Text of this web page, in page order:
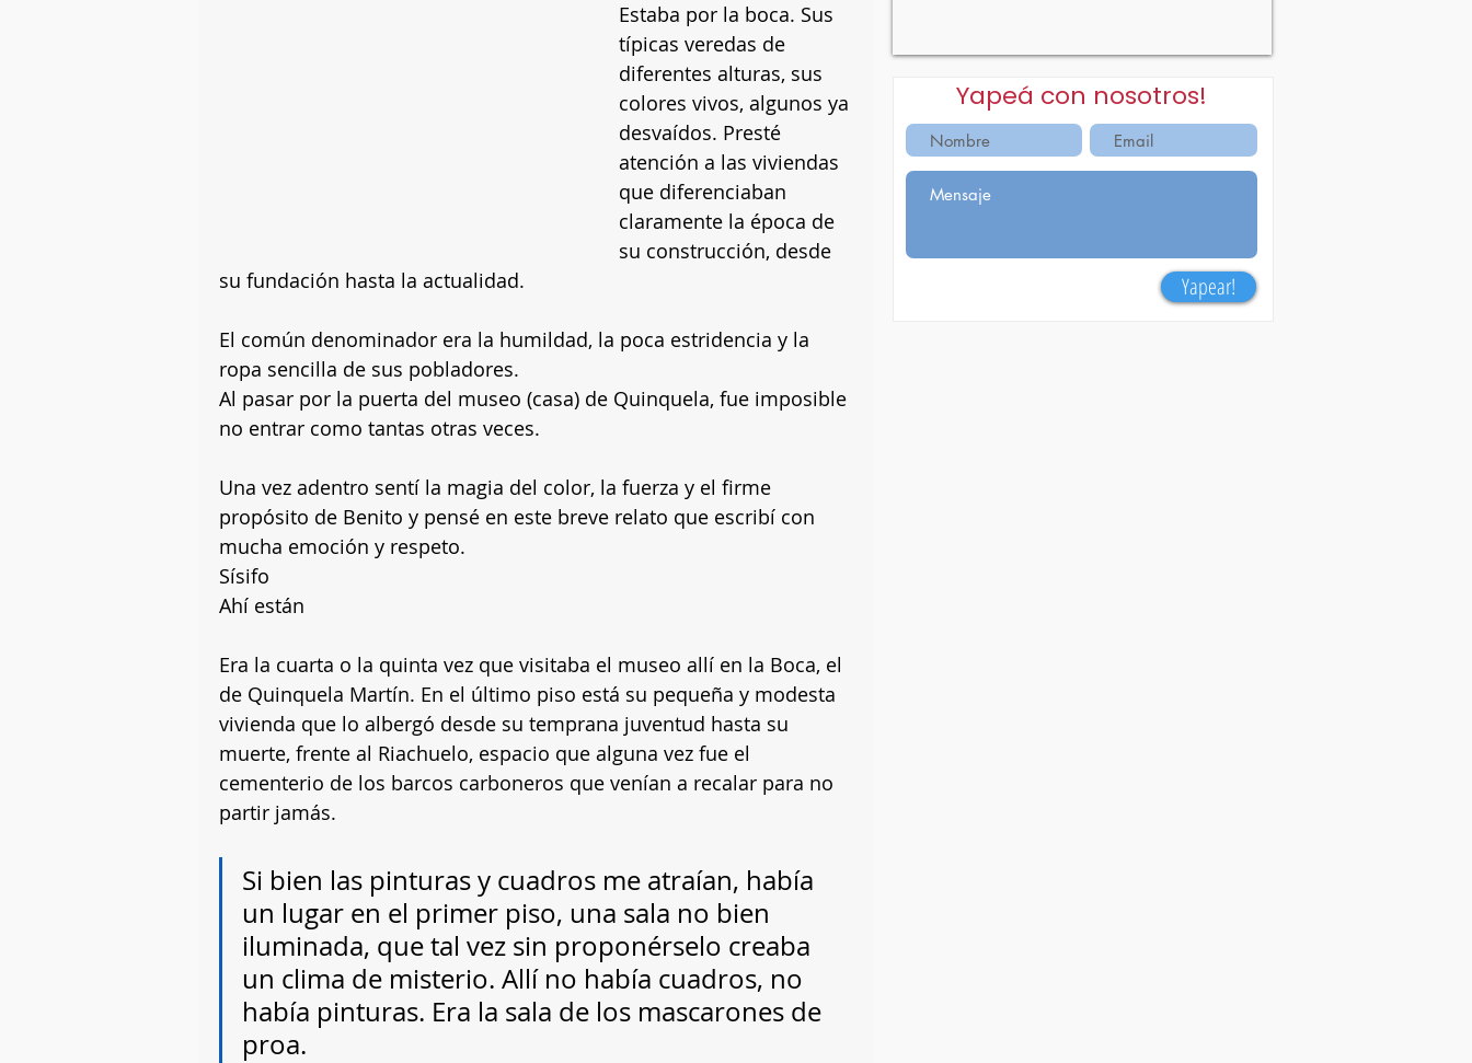
Estaba por la boca. Sus
típicas veredas de
diferentes alturas, sus
colores vivos, algunos ya
desvaídos. Presté
atención a las viviendas
que diferenciaban
claramente la época de
su construcción, desde
su fundación hasta la actualidad.
El común denominador era la humildad, la poca estridencia y la
ropa sencilla de sus pobladores.
Al pasar por la puerta del museo (casa) de Quinquela, fue imposible
no entrar como tantas otras veces.
Una vez adentro sentí la magia del color, la fuerza y el firme
propósito de Benito y pensé en este breve relato que escribí con
mucha emoción y respeto.
Sísifo
Ahí están
Era la cuarta o la quinta vez que visitaba el museo allí en la Boca, el
de Quinquela Martín. En el último piso está su pequeña y modesta
vivienda que lo albergó desde su temprana juventud hasta su
muerte, frente al Riachuelo, espacio que alguna vez fue el
cementerio de los barcos carboneros que venían a recalar para no
partir jamás.
Si bien las pinturas y cuadros me atraían, había
un lugar en el primer piso, una sala no bien
iluminada, que tal vez sin proponérselo creaba
un clima de misterio. Allí no había cuadros, no
había pinturas. Era la sala de los mascarones de
proa.
Yapeá con nosotros!
Yapear!